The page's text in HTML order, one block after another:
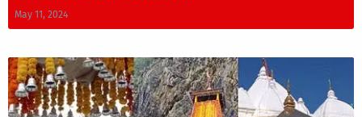
May 11, 2024